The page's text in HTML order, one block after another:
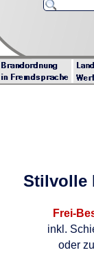
Stilvolle
Frei-
inkl.
oder